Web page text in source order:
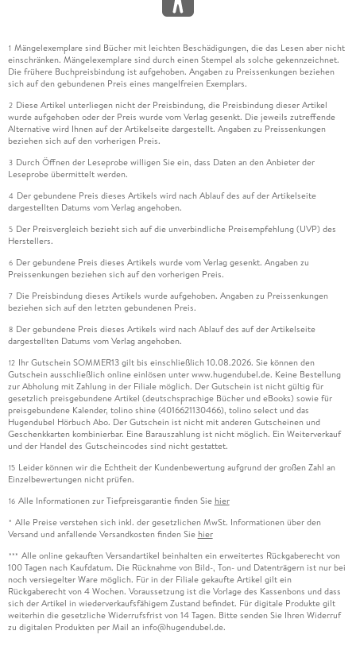
1 Mängelexemplare sind Bücher mit leichten Beschädigungen, die das Lesen aber nicht
einschränken. Mängelexemplare sind durch einen Stempel als solche gekennzeichnet.
Die frühere Buchpreisbindung ist aufgehoben. Angaben zu Preissenkungen beziehen
sich auf den gebundenen Preis eines mangelfreien Exemplars.
2 Diese Artikel unterliegen nicht der Preisbindung, die Preisbindung dieser Artikel
wurde aufgehoben oder der Preis wurde vom Verlag gesenkt. Die jeweils zutreffende
Alternative wird Ihnen auf der Artikelseite dargestellt. Angaben zu Preissenkungen
beziehen sich auf den vorherigen Preis.
3 Durch Öffnen der Leseprobe willigen Sie ein, dass Daten an den Anbieter der
Leseprobe übermittelt werden.
4 Der gebundene Preis dieses Artikels wird nach Ablauf des auf der Artikelseite
dargestellten Datums vom Verlag angehoben.
5 Der Preisvergleich bezieht sich auf die unverbindliche Preisempfehlung (UVP) des
Herstellers.
6 Der gebundene Preis dieses Artikels wurde vom Verlag gesenkt. Angaben zu
Preissenkungen beziehen sich auf den vorherigen Preis.
7 Die Preisbindung dieses Artikels wurde aufgehoben. Angaben zu Preissenkungen
beziehen sich auf den letzten gebundenen Preis.
8 Der gebundene Preis dieses Artikels wird nach Ablauf des auf der Artikelseite
dargestellten Datums vom Verlag angehoben.
12 Ihr Gutschein SOMMER13 gilt bis einschließlich 10.08.2026. Sie können den
Gutschein ausschließlich online einlösen unter www.hugendubel.de. Keine Bestellung
zur Abholung mit Zahlung in der Filiale möglich. Der Gutschein ist nicht gültig für
gesetzlich preisgebundene Artikel (deutschsprachige Bücher und eBooks) sowie für
preisgebundene Kalender, tolino shine (4016621130466), tolino select und das
Hugendubel Hörbuch Abo. Der Gutschein ist nicht mit anderen Gutscheinen und
Geschenkkarten kombinierbar. Eine Barauszahlung ist nicht möglich. Ein Weiterverkauf
und der Handel des Gutscheincodes sind nicht gestattet.
15 Leider können wir die Echtheit der Kundenbewertung aufgrund der großen Zahl an
Einzelbewertungen nicht prüfen.
16 Alle Informationen zur Tiefpreisgarantie finden Sie hier
* Alle Preise verstehen sich inkl. der gesetzlichen MwSt. Informationen über den
Versand und anfallende Versandkosten finden Sie hier
*** Alle online gekauften Versandartikel beinhalten ein erweitertes Rückgaberecht von
100 Tagen nach Kaufdatum. Die Rücknahme von Bild-, Ton- und Datenträgern ist nur bei
noch versiegelter Ware möglich. Für in der Filiale gekaufte Artikel gilt ein
Rückgaberecht von 4 Wochen. Voraussetzung ist die Vorlage des Kassenbons und dass
sich der Artikel in wiederverkaufsfähigem Zustand befindet. Für digitale Produkte gilt
weiterhin die gesetzliche Widerrufsfrist von 14 Tagen. Bitte senden Sie Ihren Widerruf
zu digitalen Produkten per Mail an info@hugendubel.de.